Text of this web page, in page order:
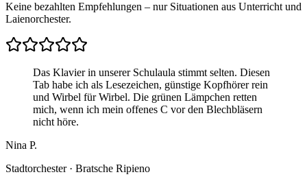
Keine bezahlten Empfehlungen – nur Situationen aus Unterricht und
Laienorchester.
Das Klavier in unserer Schulaula stimmt selten. Diesen
Tab habe ich als Lesezeichen, günstige Kopfhörer rein
und Wirbel für Wirbel. Die grünen Lämpchen retten
mich, wenn ich mein offenes C vor den Blechbläsern
nicht höre.
Nina P.
Stadtorchester · Bratsche Ripieno